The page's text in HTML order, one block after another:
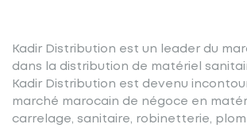
Kadir Distribution est un leader du
dans la distribution de matériel
Kadir Distribution est devenu
marché marocain de négoce en
carrelage, sanitaire, robinetterie,